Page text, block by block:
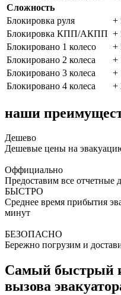
Сложность
Блокировка руля
+
Блокировка КПП/АКПП +
Блокировано 1 колесо
+
Блокировано 2 колеса
+
Блокировано 3 колеса
+
Блокировано 4 колеса
+
наши
Дешево
Дешевые цены на
Оффициально
Предоставим все отчетные
БЫСТРО
Среднее время прибытия
минут
БЕЗОПАСНО
Бережно погрузим и
Самый быстрый и
вызова